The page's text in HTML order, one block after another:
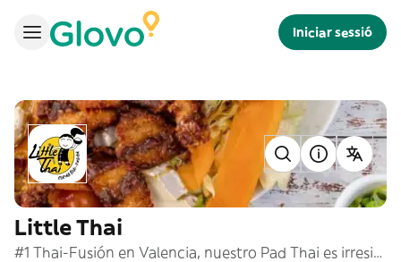
Iniciar sessió
Little Thai
#1 Thai-Fusión en Valencia, nuestro Pad Thai es irresistible. @littlethai_es